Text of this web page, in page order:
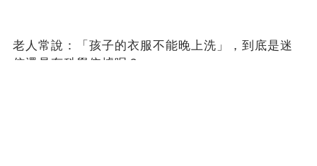
老人常說：「孩子的衣服不能晚上洗」，到底是迷
信還是有科學依據呢？